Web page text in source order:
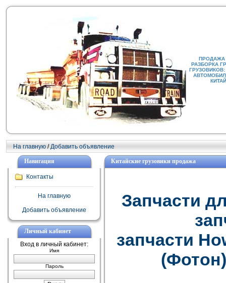
ПРОДАЖА
РАЗБОРКА
На главную /Добавить объявление
Навигация
Контакты
На главную
Добавить объявление
Личный кабинет
Вход в личный кабинет:
Имя
Пароль
Китайские грузовики продажа
Запчасти
запчасти